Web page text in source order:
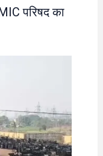
परिषद का